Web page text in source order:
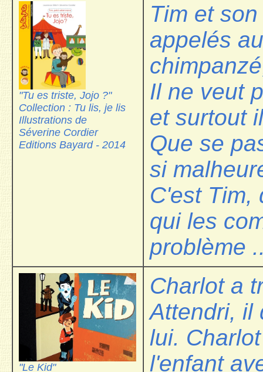
"Tu es triste, Jojo ?"
Collection : Tu lis, je lis
Illustrations de
Séverine Cordier
Editions Bayard - 2014
Tim et
appelés
Il ne veut
et surtout
Que se
si
C'est Tim,
qui les
problème
"Le Kid"
Charlot a
Attendri, il
lui.
l'enfant